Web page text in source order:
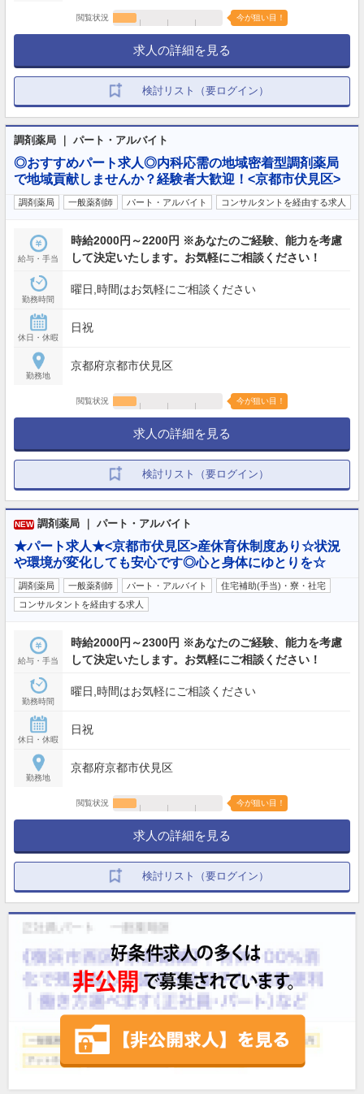
閲覧状況 今が狙い目！
求人の詳細を見る
検討リスト（要ログイン）
調剤薬局 ｜ パート・アルバイト
◎おすすめパート求人◎内科応需の地域密着型調剤薬局
で地域貢献しませんか？経験者大歓迎！<京都市伏見区>
調剤薬局 一般薬剤師 パート・アルバイト コンサルタントを経由する求人
給与・手当
時給2000円～2200円 ※あなたのご経験、能力を考慮
して決定いたします。お気軽にご相談ください！
勤務時間
曜日,時間はお気軽にご相談ください
休日・休暇
日祝
勤務地
京都府京都市伏見区
閲覧状況 今が狙い目！
求人の詳細を見る
検討リスト（要ログイン）
NEW 調剤薬局 ｜ パート・アルバイト
★パート求人★<京都市伏見区>産休育休制度あり☆状況
や環境が変化しても安心です◎心と身体にゆとりを☆
調剤薬局 一般薬剤師 パート・アルバイト
住宅補助(手当)・寮・社宅
コンサルタントを経由する求人
給与・手当
時給2000円～2300円 ※あなたのご経験、能力を考慮
して決定いたします。お気軽にご相談ください！
勤務時間
曜日,時間はお気軽にご相談ください
休日・休暇
日祝
勤務地
京都府京都市伏見区
閲覧状況 今が狙い目！
求人の詳細を見る
検討リスト（要ログイン）